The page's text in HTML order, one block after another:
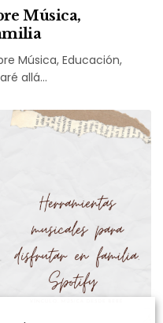
Música,
Música, Educación,
allá…